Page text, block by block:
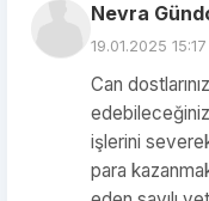
Nevra
19.01.2025 15:17
Can
işlerini
para